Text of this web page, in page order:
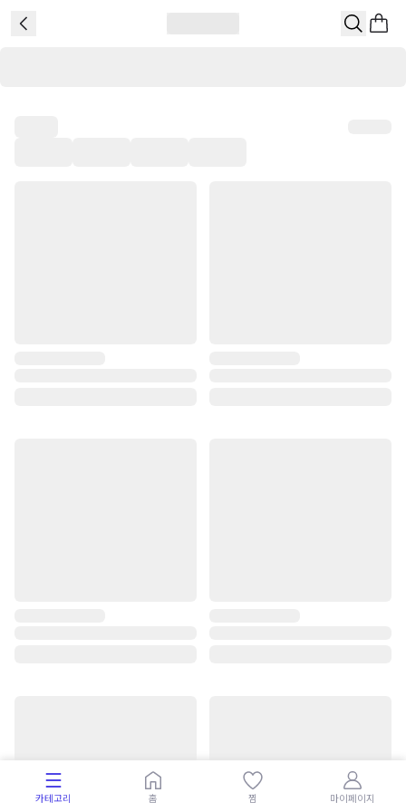
카테고리 홈 찜 마이페이지